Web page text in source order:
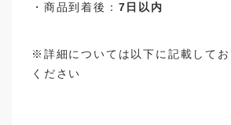
・商品到着後： 7日以内
※詳細については以下に記載して
ください